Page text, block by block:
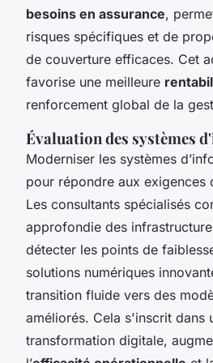
besoins en assurance,
risques spécifiques et de
de couverture efficaces. Cet
favorise une meilleure
renforcement global de la
Évaluation des systèmes
Moderniser les systèmes
pour répondre aux exigences
Les consultants spécialisés
approfondie des
détecter les points de
solutions numériques
transition fluide vers des
améliorés. Cela s'inscrit dans
transformation digitale,